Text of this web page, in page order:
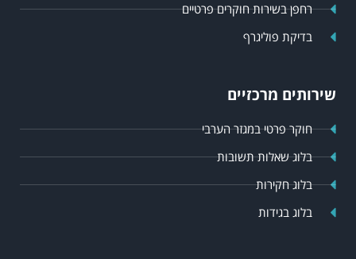
רחפן בשירות חוקרים פרטיים
בדיקת פוליגרף
שירותים מרכזיים
חוקר פרטי במגזר הערבי
בלוג שאלות תשובות
בלוג חקירות
בלוג בגידות